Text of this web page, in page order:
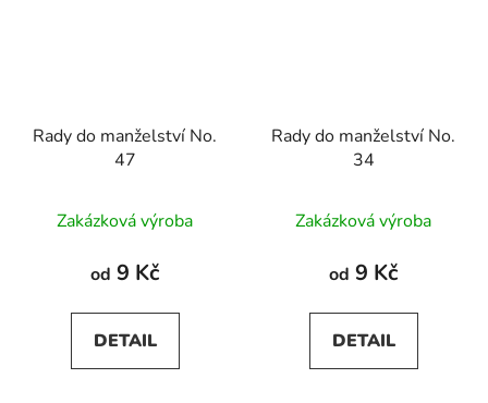
Rady do manželství No.
47
Zakázková výroba
od 9 Kč
DETAIL
Rady do manželství No.
34
Zakázková výroba
od 9 Kč
DETAIL